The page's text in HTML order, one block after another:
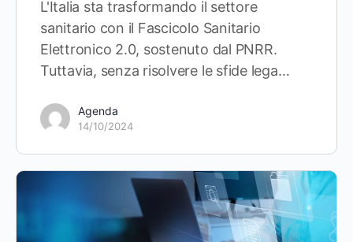
L'Italia sta trasformando il settore
sanitario con il Fascicolo Sanitario
Elettronico 2.0, sostenuto dal PNRR.
Tuttavia, senza risolvere le sfide lega…
Agenda
14/10/2024